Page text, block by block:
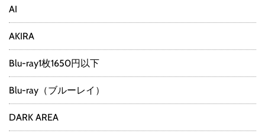
AI
AKIRA
Blu-ray1枚1650円以下
Blu-ray（ブルーレイ）
DARK AREA